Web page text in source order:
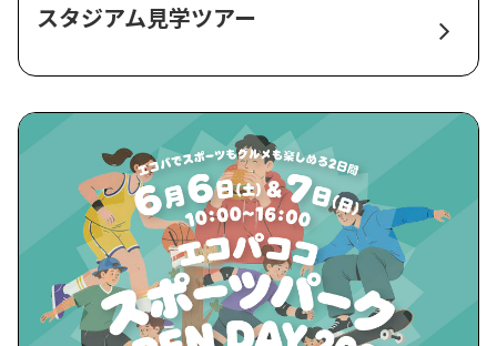
スタジアム見学ツアー